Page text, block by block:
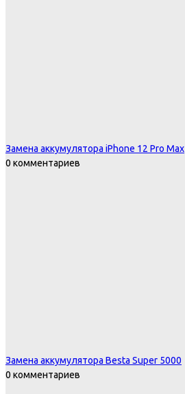
Замена аккумулятора iPhone 12 Pro Max
0 комментариев
Замена аккумулятора Besta Super 5000
0 комментариев